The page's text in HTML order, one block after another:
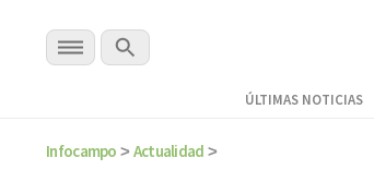
ÚLTIMAS NOTICIAS
Infocampo > Actualidad >